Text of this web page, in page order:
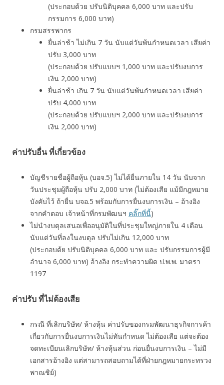
(ประกอบด้วย ปรับนิติบุคคล 6,000 บาท และปรับ
กรรมการ 6,000 บาท)
กรมสรรพากร
ยื่นล่าช้า ไม่เกิน 7 วัน นับแต่วันพ้นกำหนดเวลา เสียค่า
ปรับ 3,000 บาท
(ประกอบด้วย ปรับแบบฯ 1,000 บาท และปรับงบการ
เงิน 2,000 บาท)
ยื่นล่าช้า เกิน 7 วัน นับแต่วันพ้นกำหนดเวลา เสียค่า
ปรับ 4,000 บาท
(ประกอบด้วย ปรับแบบฯ 2,000 บาท และปรับงบการ
เงิน 2,000 บาท)
ค่าปรับอื่น ที่เกี่ยวข้อง
บัญชีรายชื่อผู้ถือหุ้น (บอจ.5) ไม่ได้ยื่นภายใน 14 วัน นับจาก
วันประชุมผู้ถือหุ้น ปรับ 2,000 บาท (ไม่ต้องเสีย แม้มีกฎหมาย
บังคับไว้ ถ้ายื่น บจอ.5 พร้อมกับการยื่นงบการเงิน – อ้างอิง
จากคำตอบ เจ้าหน้าที่กรมพัฒนฯ คลิ๊กที่นี้)
ไม่นำงบดุลเสนอเพื่ออนุมัติในที่ประชุมใหญ่ภายใน 4 เดือน
นับแต่วันที่ลงในงบดุล ปรับไม่เกิน 12,000 บาท
(ประกอบด้ย ปรับนิติบุคคล 6,000 บาท และ ปรับกรรมการผู้มี
อำนาจ 6,000 บาท) อ้างอิง กระทำความผิด ป.พ.พ. มาตรา
1197
ค่าปรับ ที่ไม่ต้องเสีย
กรณี ที่เลิกบริษัท/ ห้างหุ้น ค่าปรับของกรมพัฒนาธุรกิจการค้า
เกี่ยวกับการยื่นงบการเงินไม่ทันกำหนด ไม่ต้องเสีย แต่จะต้อง
จดทะเบียนเลิกบริษัท/ ห้างหุ้นส่วน ก่อนยื่นงบการเงิน – ไม่มี
เอกสารอ้างอิง แต่สามารถสอบถามได้ที่ฝ่ายกฎหมายกระทรวง
พาณชิย์)